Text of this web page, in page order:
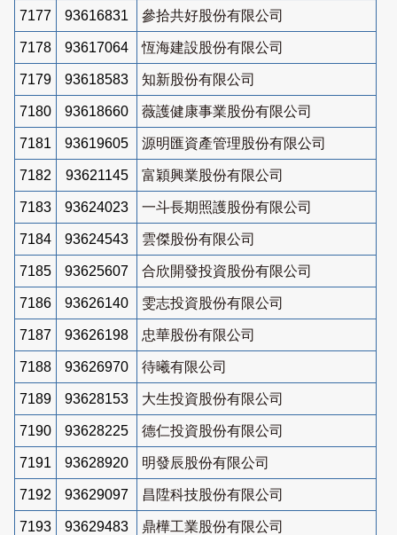
7177 93616831 參拾共好股份有限公司
7178 93617064 恆海建設股份有限公司
7179 93618583 知新股份有限公司
7180 93618660 薇護健康事業股份有限公司
7181 93619605 源明匯資產管理股份有限公司
7182 93621145 富穎興業股份有限公司
7183 93624023 一斗長期照護股份有限公司
7184 93624543 雲傑股份有限公司
7185 93625607 合欣開發投資股份有限公司
7186 93626140 雯志投資股份有限公司
7187 93626198 忠華股份有限公司
7188 93626970 待曦有限公司
7189 93628153 大生投資股份有限公司
7190 93628225 德仁投資股份有限公司
7191 93628920 明發辰股份有限公司
7192 93629097 昌陞科技股份有限公司
7193 93629483 鼎樺工業股份有限公司